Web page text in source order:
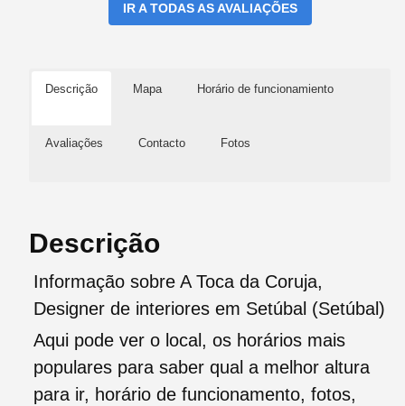
IR A TODAS AS AVALIAÇÕES
Descrição Mapa Horário de funcionamiento
Avaliações Contacto Fotos
Descrição
Informação sobre A Toca da Coruja,
Designer de interiores em Setúbal (Setúbal)
Aqui pode ver o local, os horários mais
populares para saber qual a melhor altura
para ir, horário de funcionamento, fotos,